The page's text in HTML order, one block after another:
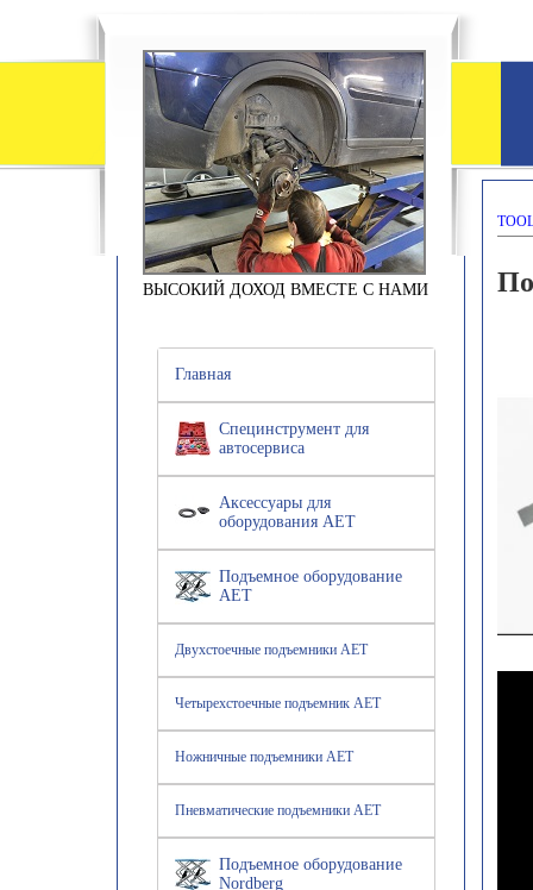
ВЫСОКИЙ ДОХОД ВМЕСТЕ С НАМИ
Главная
Специнструмент для
автосервиса
Аксессуары для
оборудования АЕТ
Подъемное оборудование
AET
Двухстоечные подъемники AET
Четырехстоечные подъемник AET
Ножничные подъемники AET
Пневматические подъемники AET
Подъемное оборудование
Nordberg